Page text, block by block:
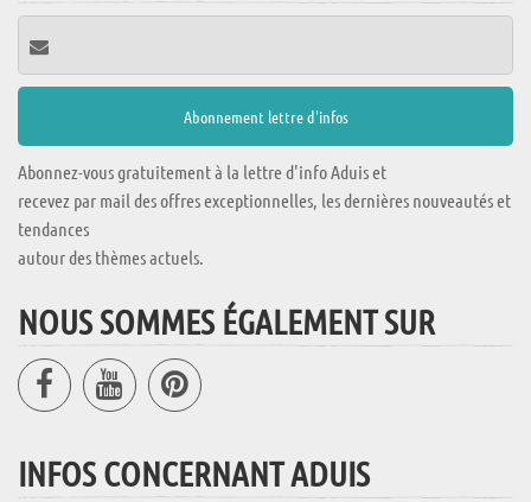
Abonnez-vous gratuitement à la lettre d'info Aduis et
recevez par mail des offres exceptionnelles, les dernières nouveautés et
tendances
autour des thèmes actuels.
NOUS SOMMES ÉGALEMENT SUR
INFOS CONCERNANT ADUIS